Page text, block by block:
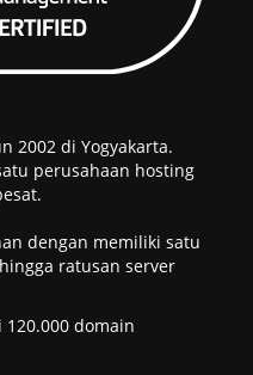
2002 di Yogyakarta.
perusahaan hosting
dengan memiliki satu
ratusan server
domain